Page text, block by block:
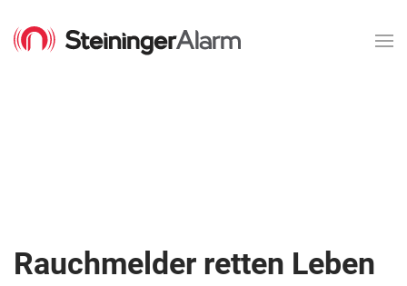
Rauchmelder retten Leben